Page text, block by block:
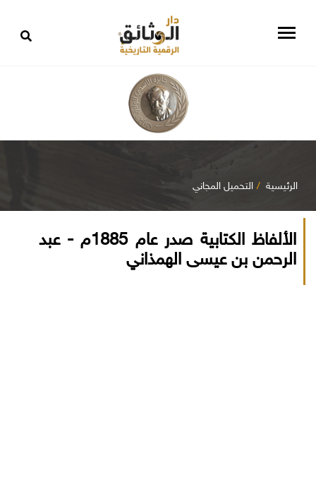
الرئيسية التحميل المجاني
الألفاظ الكتابية صدر عام 1885م - عبد
الرحمن بن عيسى الهمذاني